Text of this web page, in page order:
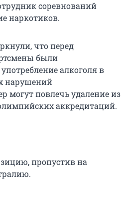
соревнований
наркотиков.
что перед
были
алкоголя в
нарушений
могут повлечь удаление из
аккредитаций.
пропустив на